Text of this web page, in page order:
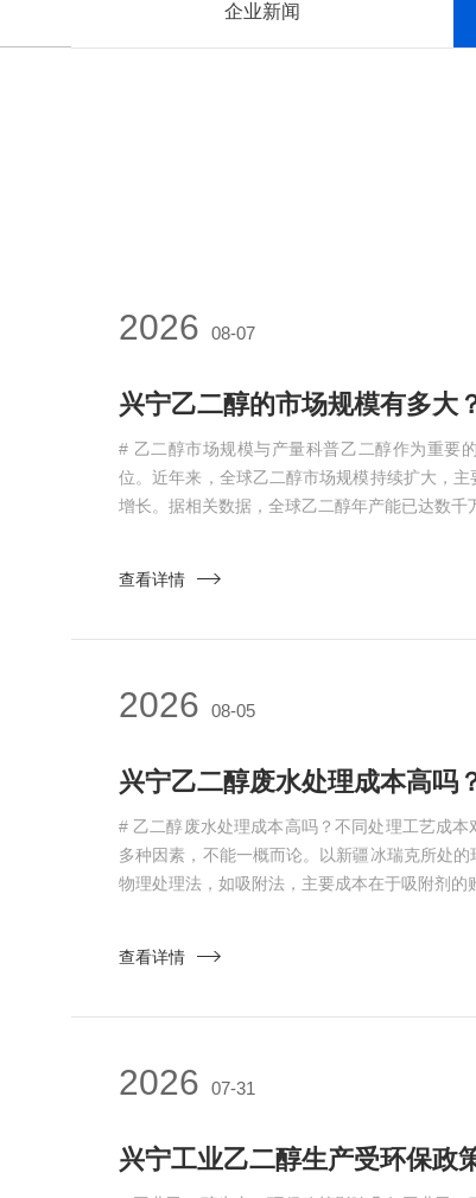
企业新闻
2026 08-07
兴宁乙二醇的市场规模有多大
# 乙二醇市场规模与产量科普乙二醇作为重要
位。近年来，全球乙二醇市场规模持续扩大，
增长。据相关数据，全球乙二醇年产能已达数千
查看详情
2026 08-05
兴宁乙二醇废水处理成本高吗
# 乙二醇废水处理成本高吗？不同处理工艺成
多种因素，不能一概而论。以新疆冰瑞克所处的
物理处理法，如吸附法，主要成本在于吸附剂的
查看详情
2026 07-31